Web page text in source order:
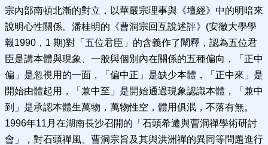
宗內部南頓北漸的對立，以華嚴宗理事與《壇經》中的明暗來
說明心性關係。潘桂明的《曹洞宗回互說述評》(安徽大學學
報1990，1 期)對「五位君臣」的含義作了闡釋，認為五位君
臣是講本體與現象、一般與個別內在關係的五種偏向，「正中
偏」是忽視用的一面，「偏中正」是缺少本體，「正中來」是
開始由體起用，「兼中至」是開始通過現象認識本體，「兼中
到」是承認本體生萬物，萬物性空，體用俱泯，不落有無。
1996年11月在湖南長沙召開的「石頭希遷與曹洞禪學術研討
會」，對石頭禪風、曹洞宗旨及其與洪洲禪的異同等問題進行